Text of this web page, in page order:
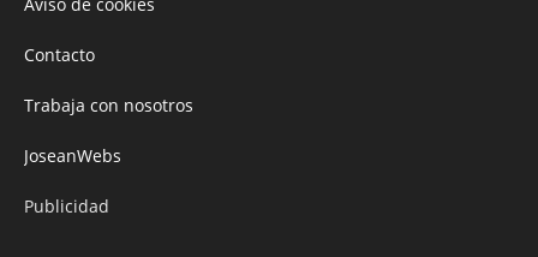
Contacto
Trabaja con nosotros
JoseanWebs
Publicidad